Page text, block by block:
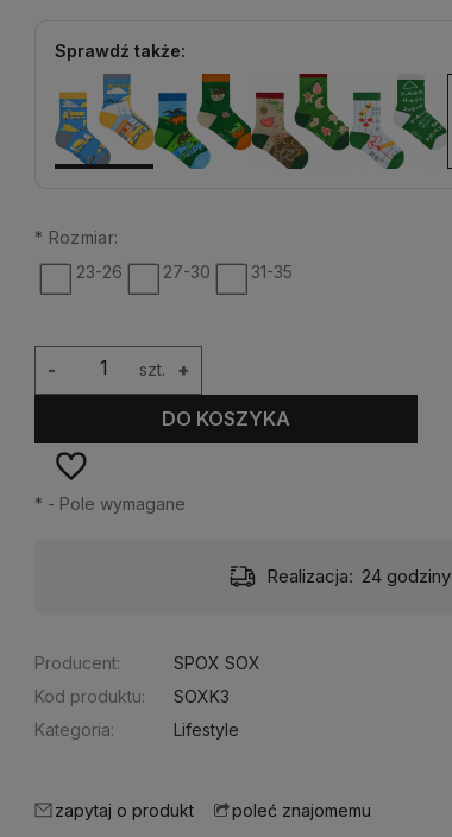
Sprawdź także:
* Rozmiar:
23-26
27-30 31-35
szt. +
-
DO KOSZYKA
* - Pole wymagane
Realizacja: 24 godziny
Producent:
SPOX SOX
Kod produktu:
SOXK3
Kategoria:
Lifestyle
zapytaj o produkt poleć znajomemu